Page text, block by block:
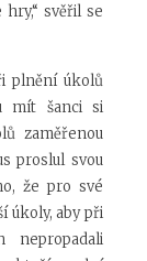
svěřil se
plnění úkolů
mít šanci si
zaměřenou
proslul svou
že pro své
úkoly, aby při
nepropadali